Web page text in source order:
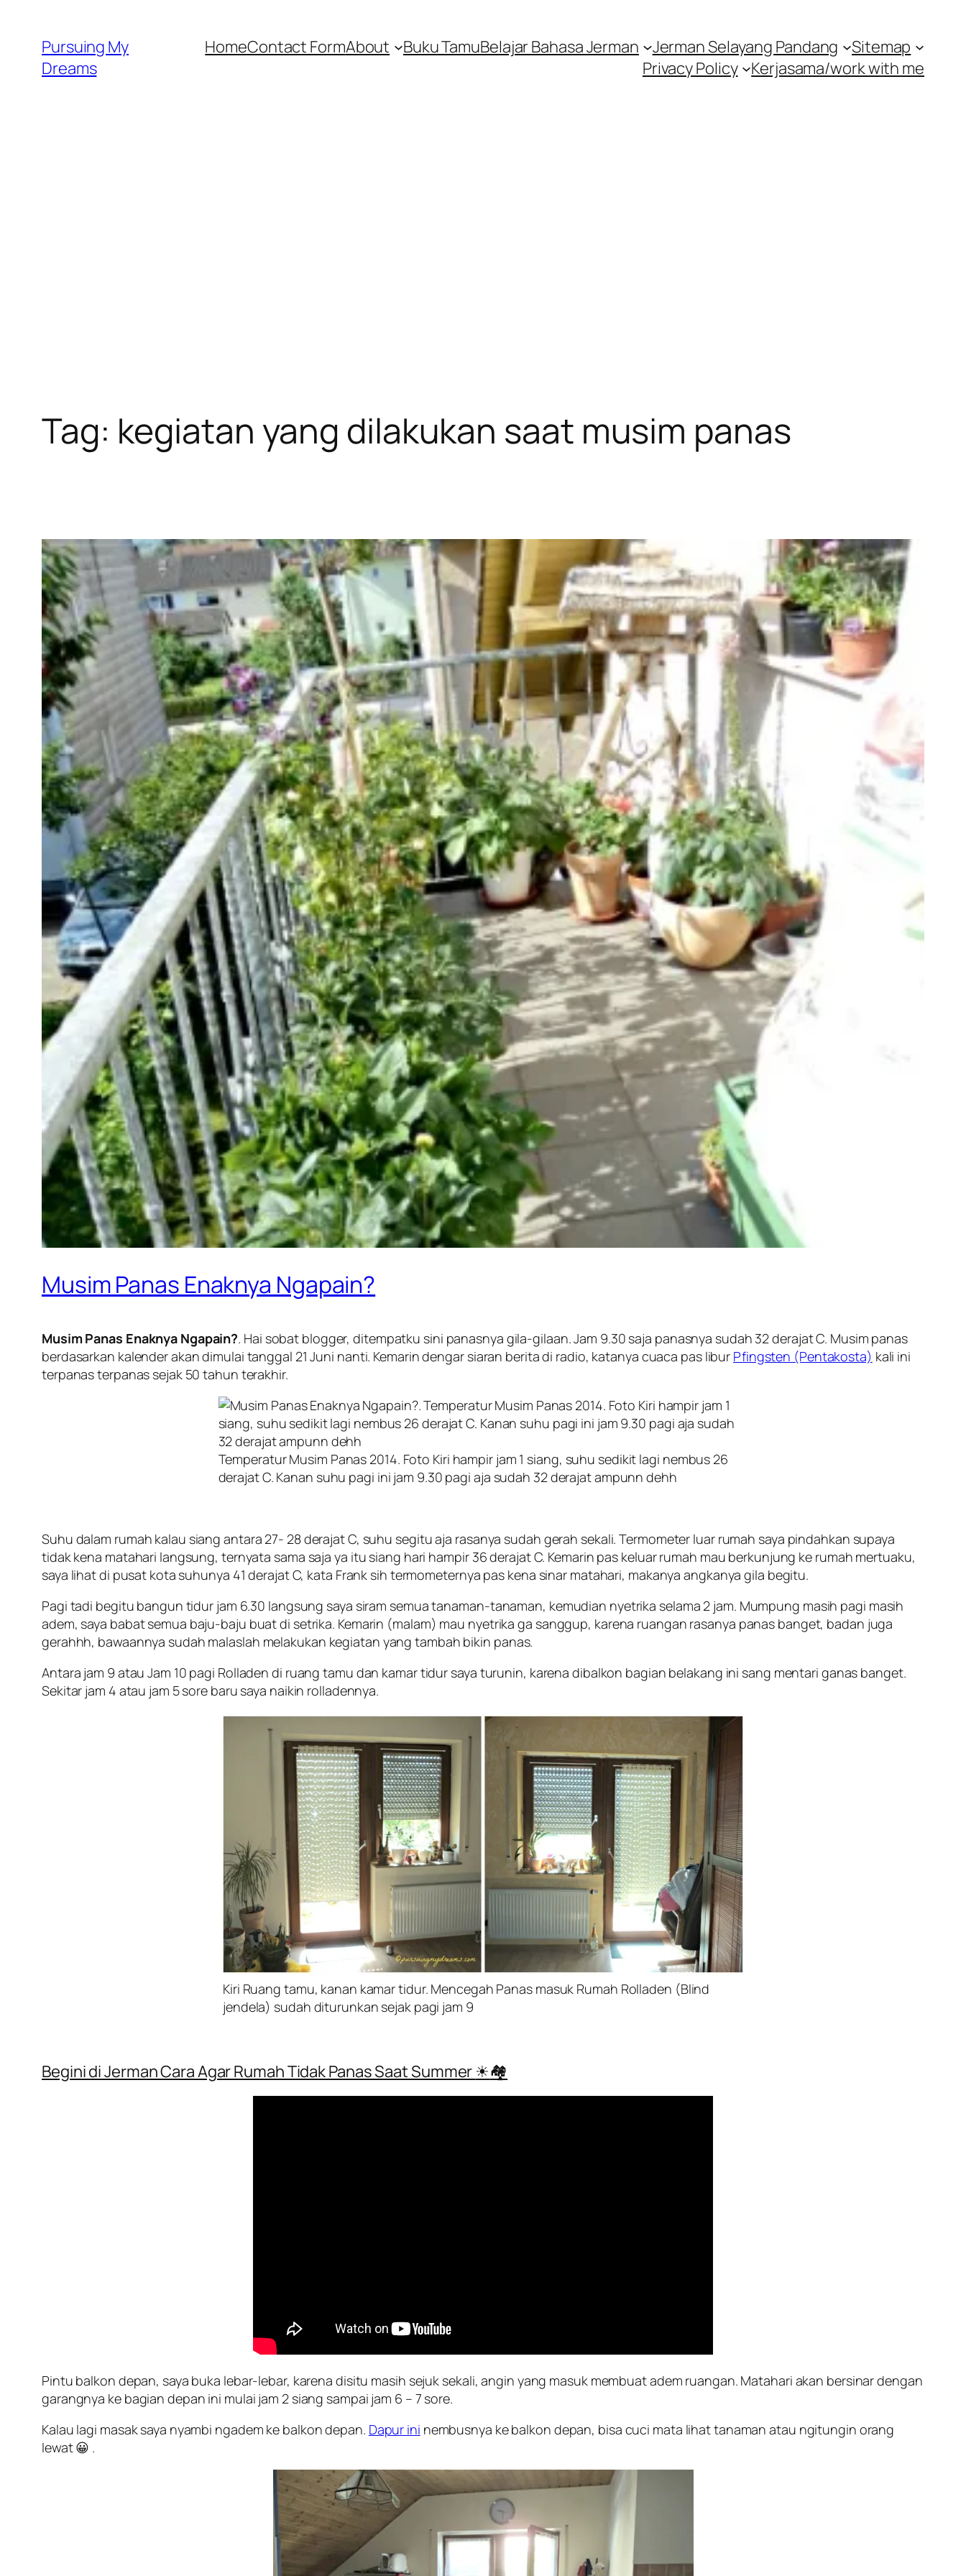
content
Pursuing My
Dreams
HomeContact FormAbout Buku TamuBelajar Bahasa Jerman Jerman Selayang Pandang
Sitemap
Privacy Policy
Kerjasama/work with me
Tag: kegiatan yang dilakukan saat musim panas
Musim Panas Enaknya Ngapain?
Musim Panas Enaknya Ngapain?. Hai sobat blogger, ditempatku sini panasnya gila-gilaan. Jam 9.30 saja panasnya sudah 32 derajat C. Musim panas
berdasarkan kalender akan dimulai tanggal 21 Juni nanti. Kemarin dengar siaran berita di radio, katanya cuaca pas libur Pfingsten (Pentakosta) kali ini
terpanas terpanas sejak 50 tahun terakhir.
Temperatur Musim Panas 2014. Foto Kiri hampir jam 1 siang, suhu sedikit lagi nembus 26
derajat C. Kanan suhu pagi ini jam 9.30 pagi aja sudah 32 derajat ampunn dehh
Suhu dalam rumah kalau siang antara 27- 28 derajat C, suhu segitu aja rasanya sudah gerah sekali. Termometer luar rumah saya pindahkan supaya
tidak kena matahari langsung, ternyata sama saja ya itu siang hari hampir 36 derajat C. Kemarin pas keluar rumah mau berkunjung ke rumah mertuaku,
saya lihat di pusat kota suhunya 41 derajat C, kata Frank sih termometernya pas kena sinar matahari, makanya angkanya gila begitu.
Pagi tadi begitu bangun tidur jam 6.30 langsung saya siram semua tanaman-tanaman, kemudian nyetrika selama 2 jam. Mumpung masih pagi masih
adem, saya babat semua baju-baju buat di setrika. Kemarin (malam) mau nyetrika ga sanggup, karena ruangan rasanya panas banget, badan juga
gerahhh, bawaannya sudah malaslah melakukan kegiatan yang tambah bikin panas.
Antara jam 9 atau Jam 10 pagi Rolladen di ruang tamu dan kamar tidur saya turunin, karena dibalkon bagian belakang ini sang mentari ganas banget.
Sekitar jam 4 atau jam 5 sore baru saya naikin rolladennya.
Kiri Ruang tamu, kanan kamar tidur. Mencegah Panas masuk Rumah Rolladen (Blind
jendela) sudah diturunkan sejak pagi jam 9
Begini di Jerman Cara Agar Rumah Tidak Panas Saat Summer ☀🏘
Pintu balkon depan, saya buka lebar-lebar, karena disitu masih sejuk sekali, angin yang masuk membuat adem ruangan. Matahari akan bersinar dengan
garangnya ke bagian depan ini mulai jam 2 siang sampai jam 6 – 7 sore.
Kalau lagi masak saya nyambi ngadem ke balkon depan. Dapur ini nembusnya ke balkon depan, bisa cuci mata lihat tanaman atau ngitungin orang
lewat 😀 .